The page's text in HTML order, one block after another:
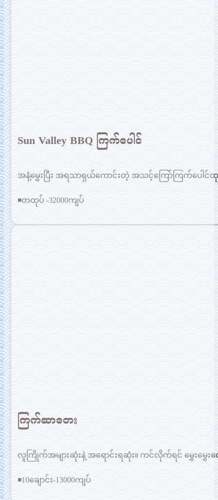
Sun Valley BBQ ကြက်ပေါင်
အနံ့မွှေးပြီး အရသာရှယ်ကောင်းတဲ့ အသင့်ကြော်ကြက်ပေါင်
◾တထုပ် -32000ကျပ်
ကြက်ဆာတေး
လူကြိုက်အများဆုံးနဲ့ အရောင်းရဆုံး။ ကင်လိုက်ရင် မွှေးမွှေ
◾10ချောင်း-13000ကျပ်